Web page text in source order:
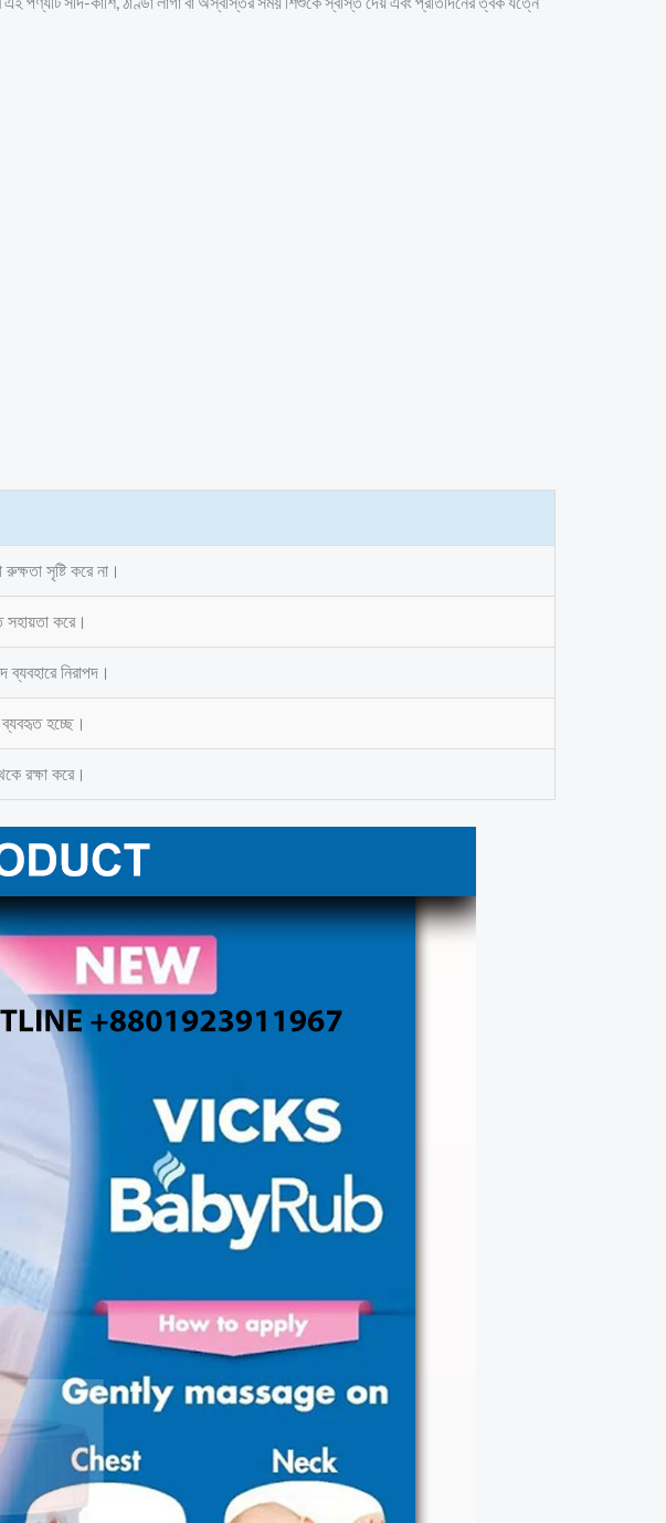
সৃষ্টি করে না।
সহায়তা করে।
ব্যবহারে নিরাপদ।
ব্যবহৃত হচ্ছে।
রক্ষা করে।